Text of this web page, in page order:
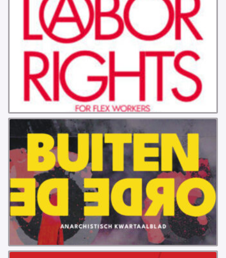
VB AMSTERDAM
VRIJ COLLECTIEF KORTRIJK
LEUVENSE ANARCHISTISCHE GROEP
VB BELGIË
VB UTRECHT
VB FRIESLAND
VB WEST-FRIESLAND
ZWARTE MUGGEN
WERKGROEP ARBEID
WERKGROEP PROPAGANDA